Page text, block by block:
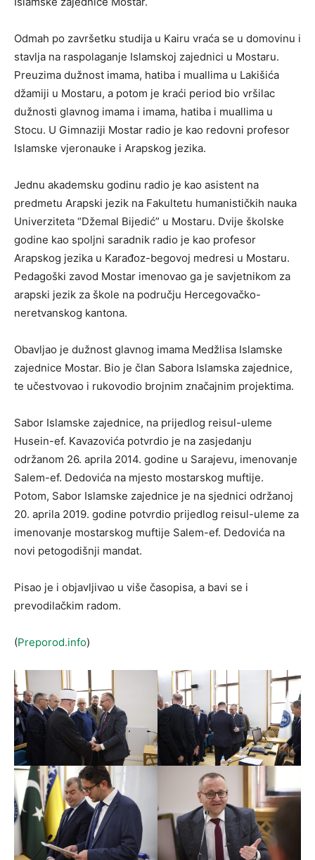
Odmah po završetku studija u Kairu vraća se u domovinu i
stavlja na raspolaganje Islamskoj zajednici u Mostaru.
Preuzima dužnost imama, hatiba i muallima u Lakišića
džamiji u Mostaru, a potom je kraći period bio vršilac
dužnosti glavnog imama i imama, hatiba i muallima u
Stocu. U Gimnaziji Mostar radio je kao redovni profesor
Islamske vjeronauke i Arapskog jezika.
Jednu akademsku godinu radio je kao asistent na
predmetu Arapski jezik na Fakultetu humanističkih nauka
Univerziteta “Džemal Bijedić” u Mostaru. Dvije školske
godine kao spoljni saradnik radio je kao profesor
Arapskog jezika u Karađoz-begovoj medresi u Mostaru.
Pedagoški zavod Mostar imenovao ga je savjetnikom za
arapski jezik za škole na području Hercegovačko-
neretvanskog kantona.
Obavljao je dužnost glavnog imama Medžlisa Islamske
zajednice Mostar. Bio je član Sabora Islamska zajednice,
te učestvovao i rukovodio brojnim značajnim projektima.
Sabor Islamske zajednice, na prijedlog reisul-uleme
Husein-ef. Kavazovića potvrdio je na zasjedanju
održanom 26. aprila 2014. godine u Sarajevu, imenovanje
Salem-ef. Dedovića na mjesto mostarskog muftije.
Potom, Sabor Islamske zajednice je na sjednici održanoj
20. aprila 2019. godine potvrdio prijedlog reisul-uleme za
imenovanje mostarskog muftije Salem-ef. Dedovića na
novi petogodišnji mandat.
Pisao je i objavljivao u više časopisa, a bavi se i
prevodilačkim radom.
(Preporod.info)